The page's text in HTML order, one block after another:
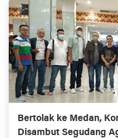
Bertolak ke Medan,
Disambut Segudang